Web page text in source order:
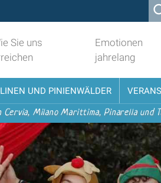
Sie uns
Emotionen
jahrelang
UND PINIENWÄLDER
Milano Marittima, Pinarella und